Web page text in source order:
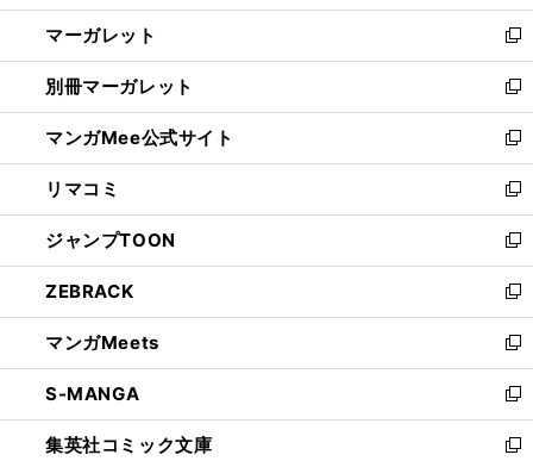
開
く
ウ
で
開
く
ン
ド
ウ
で
開
く
し
い
ウ
ィ
ン
ド
ウ
で
開
く
マーガレット
新
し
い
ウ
ィ
ン
ド
ウ
で
開
く
別冊マーガレット
新
し
い
ウ
ィ
ン
ド
ウ
で
開
く
マンガMee公式サイト
新
し
い
ウ
ィ
ン
ド
ウ
で
開
く
リマコミ
新
し
い
ウ
ィ
ン
ド
ウ
で
開
く
ジャンプTOON
新
し
い
ウ
ィ
ン
ド
ウ
で
ZEBRACK
新
し
い
ウ
ィ
ン
ド
マンガMeets
新
し
い
ウ
ィ
S-MANGA
新
し
い
集英社コミック文庫
新